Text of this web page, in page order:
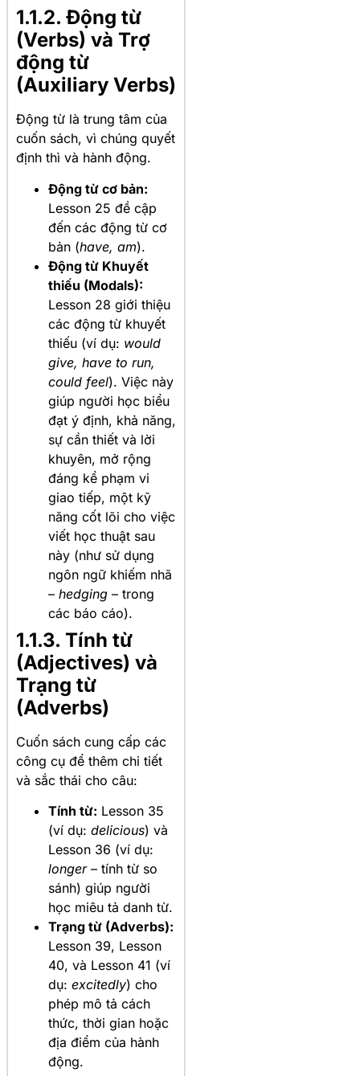
1.1.2. Động từ
(Verbs) và Trợ
động từ
(Auxiliary Verbs)
Động từ là trung tâm của
cuốn sách, vì chúng quyết
định thì và hành động.
Động từ cơ bản:
Lesson 25 đề cập
đến các động từ cơ
bản (have, am).
Động từ Khuyết
thiếu (Modals):
Lesson 28 giới thiệu
các động từ khuyết
thiếu (ví dụ: would
give, have to run,
could feel). Việc này
giúp người học biểu
đạt ý định, khả năng,
sự cần thiết và lời
khuyên, mở rộng
đáng kể phạm vi
giao tiếp, một kỹ
năng cốt lõi cho việc
viết học thuật sau
này (như sử dụng
ngôn ngữ khiếm nhã
– hedging – trong
các báo cáo).
1.1.3. Tính từ
(Adjectives) và
Trạng từ
(Adverbs)
Cuốn sách cung cấp các
công cụ để thêm chi tiết
và sắc thái cho câu:
Tính từ: Lesson 35
(ví dụ: delicious) và
Lesson 36 (ví dụ:
longer– tính từ so
sánh) giúp người
học miêu tả danh từ.
Trạng từ (Adverbs):
Lesson 39, Lesson
40, và Lesson 41 (ví
dụ: excitedly) cho
phép mô tả cách
thức, thời gian hoặc
địa điểm của hành
động.